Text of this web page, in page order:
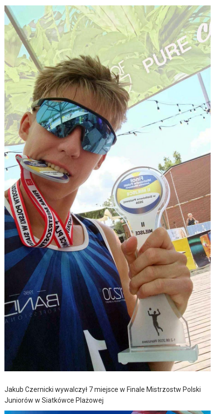
Jakub Czernicki wywalczył 7 miejsce w Finale Mistrzostw Polski
Juniorów w Siatkówce Plażowej